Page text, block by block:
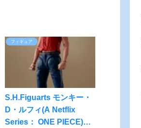
フィギュア
S.H.Figuarts モンキー・
D・ルフィ(A Netflix
Series： ONE PIECE)